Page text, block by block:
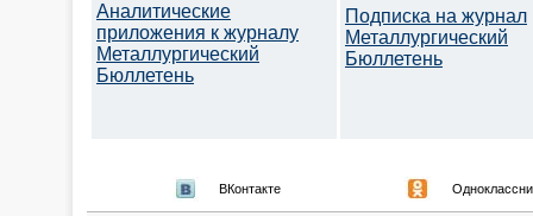
Аналитические
приложения к журналу
Металлургический
Бюллетень
Подписка на журнал
Металлургический
Бюллетень
ВКонтакте